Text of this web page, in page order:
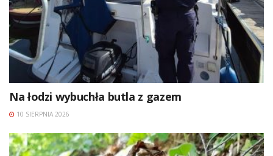
Na łodzi wybuchła butla z gazem
10 SIERPNIA 2026